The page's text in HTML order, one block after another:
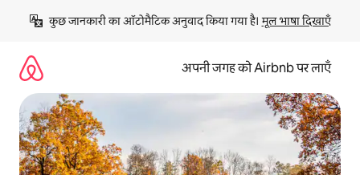
छोड़कर
कॉन्टेंट
कुछ जानकारी का ऑटोमैटिक अनुवाद किया गया है। मूल भाषा दिखाएँ
अपनी जगह को Airbnb पर लाएँ